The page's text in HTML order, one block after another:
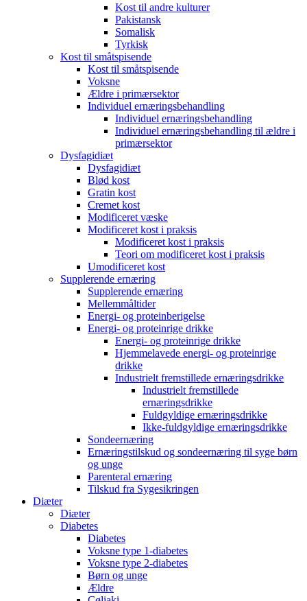
Kost til andre kulturer
Pakistansk
Somalisk
Tyrkisk
Kost til småtspisende
Kost til småtspisende
Voksne
Ældre i primærsektor
Individuel ernæringsbehandling
Individuel ernæringsbehandling
Individuel ernæringsbehandling til ældre i
primærsektor
Dysfagidiæt
Dysfagidiæt
Blød kost
Gratin kost
Cremet kost
Modificeret væske
Modificeret kost i praksis
Modificeret kost i praksis
Teori om modificeret kost i praksis
Umodificeret kost
Supplerende ernæring
Supplerende ernæring
Mellemmåltider
Energi- og proteinberigelse
Energi- og proteinrige drikke
Energi- og proteinrige drikke
Hjemmelavede energi- og proteinrige
drikke
Industrielt fremstillede ernæringsdrikke
Industrielt fremstillede
ernæringsdrikke
Fuldgyldige ernæringsdrikke
Ikke-fuldgyldige ernæringsdrikke
Sondeernæring
Ernæringstilskud og sondeernæring til syge børn
og unge
Parenteral ernæring
Tilskud fra Sygesikringen
Diæter
Diæter
Diabetes
Diabetes
Voksne type 1-diabetes
Voksne type 2-diabetes
Børn og unge
Ældre